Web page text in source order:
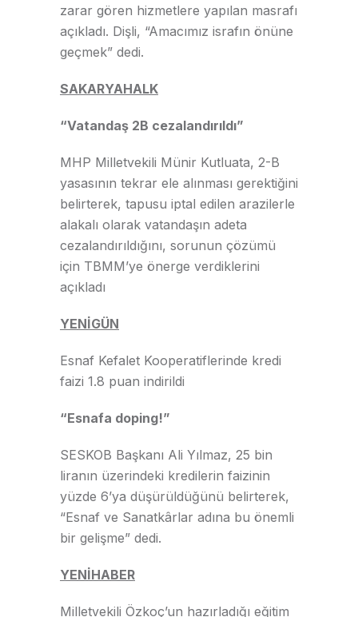
zarar gören hizmetlere yapılan masrafı
açıkladı. Dişli, “Amacımız israfın önüne
geçmek” dedi.
SAKARYAHALK
“Vatandaş 2B cezalandırıldı”
MHP Milletvekili Münir Kutluata, 2-B
yasasının tekrar ele alınması gerektiğini
belirterek, tapusu iptal edilen arazilerle
alakalı olarak vatandaşın adeta
cezalandırıldığını, sorunun çözümü
için TBMM’ye önerge verdiklerini
açıkladı
YENİGÜN
Esnaf Kefalet Kooperatiflerinde kredi
faizi 1.8 puan indirildi
“Esnafa doping!”
SESKOB Başkanı Ali Yılmaz, 25 bin
liranın üzerindeki kredilerin faizinin
yüzde 6’ya düşürüldüğünü belirterek,
“Esnaf ve Sanatkârlar adına bu önemli
bir gelişme” dedi.
YENİHABER
Milletvekili Özkoç’un hazırladığı eğitim